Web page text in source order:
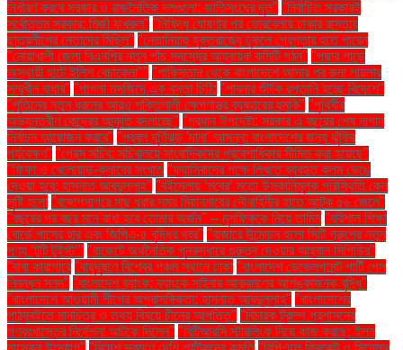
নির্ধারণ করবে সরকার ও রাজনৈতিক দলগুলো: জাতিসংঘের দূত" "নির্বাচিত সরকারই
সর্বোত্তম সরকার: মির্জা ফখরুল" "নিষিদ্ধ ঘোষণার পর ভোরবেলায় ঢাকার রাস্তায়
ছাত্রলীগের নেতাদের মিছিল" "নেতানিয়াহু যুক্তরাজ্যে ঢুকলে গ্রেপ্তার হতে পারেন
"নোয়াখালী জেলা বিএনপির নতুন পাঁচ সদস্যের আহ্বায়ক কমিটি গঠন" "পদ্মার পাড়ে
অস্থায়ী হাটে ইলিশ বেচাকেনা"'' "পাকিস্তান থেকে বাংলাদেশে আসার পর রুনা লায়লার
সম্মুখীন বাধার" "পাগলা মসজিদে এক বস্তা চিঠি: "পাবনার শুঁটকি রপ্তানি হচ্ছে বিদেশে"
"পুতিনের নতুন ধরনের আরও শক্তিশালী ক্ষেপণাস্ত্র ব্যবহারের হুমকি" "পৃথিবীর
অভ্যন্তরীণ কেন্দ্রের আকৃতি বদলাচ্ছে" "প্রধান উপদেষ্টা: সরকার এ বছরের শেষ নাগাদ
নির্বাচন আয়োজন করবে" "প্রবল ঘূর্ণিঝড় 'দানা' আসন্ন: বাংলাদেশের জন্য ঝুঁকির
পর্যবেক্ষণ" "প্রেস সচিব: সচিবালয়ে সাংবাদিকদের প্রবেশাধিকার সীমিত করা হয়েছে"
"ফিফা ও খেলোয়াড়-ক্লাবের সংঘাত "ফ্যাসিবাদের পক্ষে লিখতে ব্যবহৃত কলম ভেঙে
দেওয়া হবে: হাসনাত আবদুল্লাহ" "বইমেলায় ‘মবের’ মতো উসকানিমূলক পরিস্থিতি কেন
সৃষ্টি হলো "বঙ্গোপসাগরে মাছ ধরার সময় মিয়ানমারের নৌবাহিনীর হাতে আটক ৫৬ জেলে"
"বছরের পর বছর মনে রাখা হবে তোমার অর্জন" – মুশফিককে নিয়ে তামিম "বরিশাল শিক্ষা
বোর্ডে পাসের হার এবং জিপিএ-৫ বৃদ্ধির খবর" "বাজারে উন্মোচন হলো সিটি গ্রুপের নতুন
পণ্য ‘টুটি টুইস্ট’" "বাজেটে অর্থনৈতিক পুনরুদ্ধারে গুরুত্ব দেওয়ার আহ্বান সিপিডির"
"বাবা কারাগারে "বায়ুদূষণে বিশ্বের পঞ্চম স্থানে ঢাকা "বাংলাদেশ ডেভেলপমেন্ট পার্টি পেল
নিবন্ধন সনদ" "বাংলাদেশ ব্যাংক: ব্যাংকে সাইবার আক্রমণের আশঙ্কাজনক বৃদ্ধি"
"বাংলাদেশে আওয়ামী লীগের অপ্রাসঙ্গিকতা: হাসনাত আবদুল্লাহ" "বাংলাদেশের
পাঠ্যবইতে মানচিত্র ও তথ্য বিষয়ে চীনের আপত্তি" "বিচারক ট্রাম্প প্রশাসনের
গণবরখাস্তের নির্দেশনা আটকে দিলেন" "বিটিআরসি স্টারলিংক নিয়ে কাজ করছে: ইলন